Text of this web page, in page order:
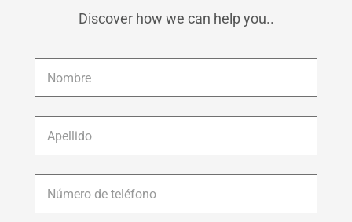
Discover how we can help you..
Nombre *
Apellido *
Número
de
teléfono *